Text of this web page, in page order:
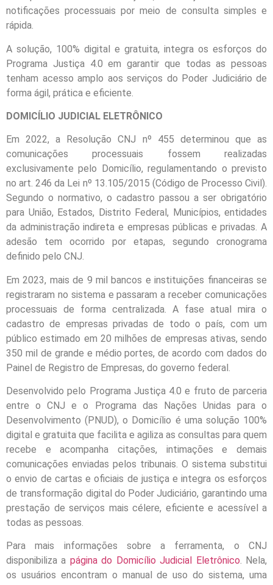
notificações processuais por meio de consulta simples e
rápida.
A solução, 100% digital e gratuita, integra os esforços do
Programa Justiça 4.0 em garantir que todas as pessoas
tenham acesso amplo aos serviços do Poder Judiciário de
forma ágil, prática e eficiente.
DOMICÍLIO JUDICIAL ELETRÔNICO
Em 2022, a Resolução CNJ nº 455 determinou que as
comunicações processuais fossem realizadas
exclusivamente pelo Domicílio, regulamentando o previsto
no art. 246 da Lei nº 13.105/2015 (Código de Processo Civil).
Segundo o normativo, o cadastro passou a ser obrigatório
para União, Estados, Distrito Federal, Municípios, entidades
da administração indireta e empresas públicas e privadas. A
adesão tem ocorrido por etapas, segundo cronograma
definido pelo CNJ.
Em 2023, mais de 9 mil bancos e instituições financeiras se
registraram no sistema e passaram a receber comunicações
processuais de forma centralizada. A fase atual mira o
cadastro de empresas privadas de todo o país, com um
público estimado em 20 milhões de empresas ativas, sendo
350 mil de grande e médio portes, de acordo com dados do
Painel de Registro de Empresas, do governo federal.
Desenvolvido pelo Programa Justiça 4.0 e fruto de parceria
entre o CNJ e o Programa das Nações Unidas para o
Desenvolvimento (PNUD), o Domicílio é uma solução 100%
digital e gratuita que facilita e agiliza as consultas para quem
recebe e acompanha citações, intimações e demais
comunicações enviadas pelos tribunais. O sistema substitui
o envio de cartas e oficiais de justiça e integra os esforços
de transformação digital do Poder Judiciário, garantindo uma
prestação de serviços mais célere, eficiente e acessível a
todas as pessoas.
Para mais informações sobre a ferramenta, o CNJ
disponibiliza a página do Domicílio Judicial Eletrônico. Nela,
os usuários encontram o manual de uso do sistema, uma